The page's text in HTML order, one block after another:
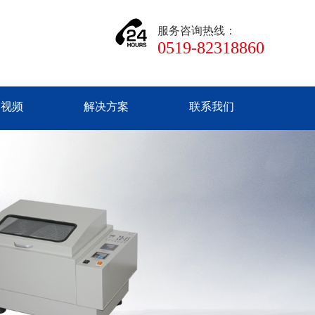
服务咨询热线：
0519-82318860
频 解决方案 联系我们